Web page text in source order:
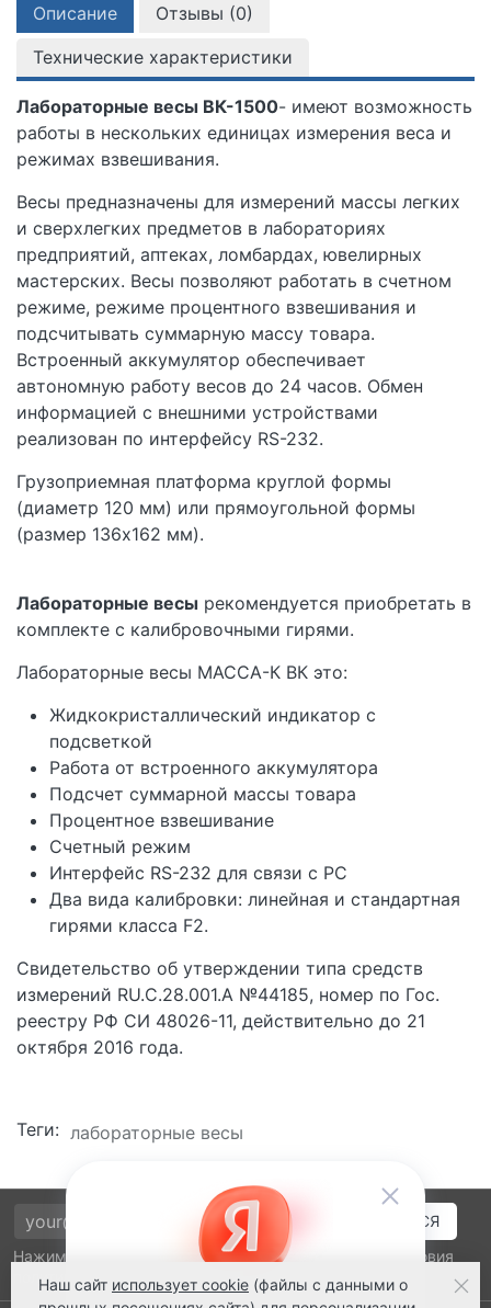
Описание Отзывы (0)
Технические характеристики
Лабораторные весы ВК-1500- имеют возможность
работы в нескольких единицах измерения веса и
режимах взвешивания.
Весы предназначены для измерений массы легких
и сверхлегких предметов в лабораториях
предприятий, аптеках, ломбардах, ювелирных
мастерских. Весы позволяют работать в счетном
режиме, режиме процентного взвешивания и
подсчитывать суммарную массу товара.
Встроенный аккумулятор обеспечивает
автономную работу весов до 24 часов. Обмен
информацией с внешними устройствами
реализован по интерфейсу RS-232.
Грузоприемная платформа круглой формы
(диаметр 120 мм) или прямоугольной формы
(размер 136х162 мм).
Лабораторные весы рекомендуется приобретать в
комплекте с калибровочными гирями.
Лабораторные весы МАССА-К ВК это:
Жидкокристаллический индикатор с
подсветкой
Работа от встроенного аккумулятора
Подсчет суммарной массы товара
Процентное взвешивание
Счетный режим
Интерфейс RS-232 для связи с PC
Два вида калибровки: линейная и стандартная
гирями класса F2.
Свидетельство об утверждении типа средств
измерений RU.C.28.001.A №44185, номер по Гос.
реестру РФ СИ 48026-11, действительно до 21
октября 2016 года.
Теги: лабораторные весы
Нажимая на кнопку подтверждения, я принимаю условия
политики обработки персональных данных
Наш сайт использует cookie (файлы с данными о